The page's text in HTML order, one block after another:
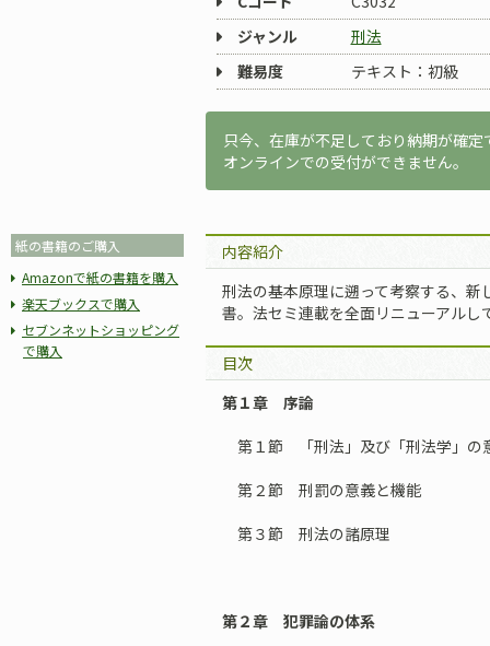
ジャンル
刑法
難易度
テキスト：初級
只今、在庫が不足しており納期が確定
オンラインでの受付ができません。
紙の書籍のご購入
Amazonで紙の書籍を購入
楽天ブックスで購入
セブンネットショッピング
で購入
内容紹介
刑法の基本原理に遡って考察する、
書。法セミ連載を全面リニューアルし
目次
第１章 序論
第１節 「刑法」及び「刑法学」の
第２節 刑罰の意義と機能
第３節 刑法の諸原理
第２章 犯罪論の体系